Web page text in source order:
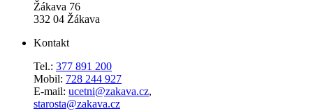
Žákava 76
332 04 Žákava
Kontakt
Tel.: 377 891 200
Mobil: 728 244 927
E-mail: ucetni@zakava.cz,
starosta@zakava.cz